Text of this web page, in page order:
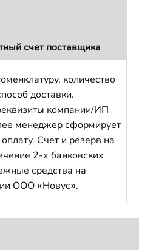
счет поставщика
количество
доставки.
компании/ИП
менеджер сформирует
Счет и резерв на
2-х банковских
средства на
ООО «Новус».